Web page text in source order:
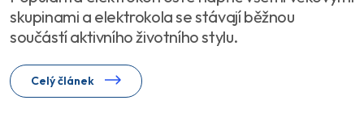
skupinami a elektrokola se stávají běžnou
součástí aktivního životního stylu.
Celý článek